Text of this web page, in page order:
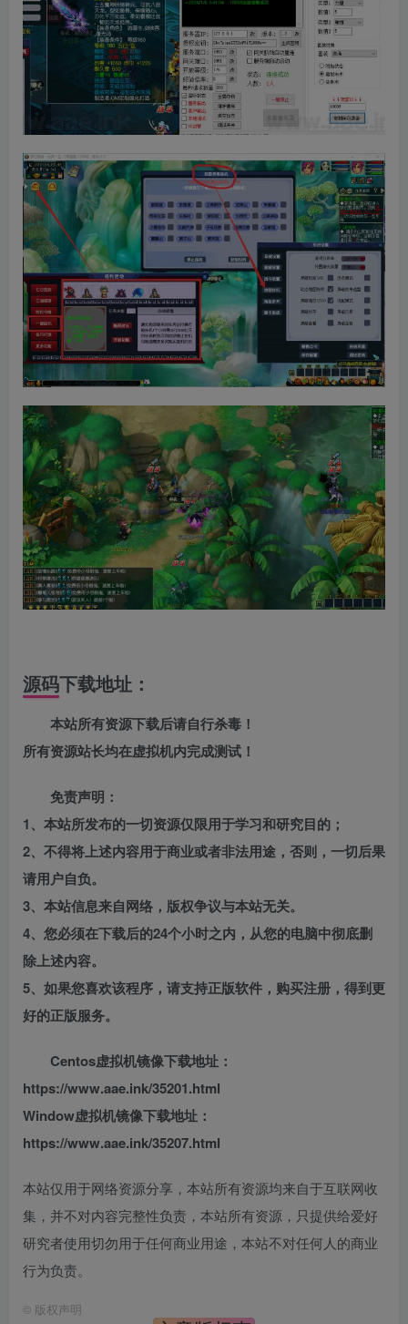
源码下载地址：
本站所有资源下载后请自行杀毒！
所有资源站长均在虚拟机内完成测试！
免责声明：
1、本站所发布的一切资源仅限用于学习和研究目的；
2、不得将上述内容用于商业或者非法用途，否则，一切后果
请用户自负。
3、本站信息来自网络，版权争议与本站无关。
4、您必须在下载后的24个小时之内，从您的电脑中彻底删
除上述内容。
5、如果您喜欢该程序，请支持正版软件，购买注册，得到更
好的正版服务。
Centos虚拟机镜像下载地址：
https://www.aae.ink/35201.html
Window虚拟机镜像下载地址：
https://www.aae.ink/35207.html
本站仅用于网络资源分享，本站所有资源均来自于互联网收
集，并不对内容完整性负责，本站所有资源，只提供给爱好
研究者使用切勿用于任何商业用途，本站不对任何人的商业
行为负责。
© 版权声明